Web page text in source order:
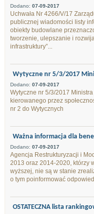
Dodano: 07-09-2017
Uchwała Nr 4266/V/17
publicznej wiadomości listy
obiekty budowlane
tworzenie, ulepszanie i
infrastruktury”...
Wytyczne nr 5/3/2017
Dodano: 07-09-2017
Wytyczne nr 5/3/2017
kierowanego przez
nr 2 do Wytycznych
Ważna informacja dla
Dodano: 07-09-2017
Agencja Restrukturyzacji i
2013 oraz 2014-2020, którzy
wyższej, nie są w stanie
o tym poinformować
OSTATECZNA lista